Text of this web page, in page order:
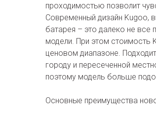
проходимостью позволит
Современный дизайн Kugoo,
батарея – это далеко не все
модели. При этом стоимость
ценовом диапазоне.
городу и пересеченной
поэтому модель больше
Основные преимущества